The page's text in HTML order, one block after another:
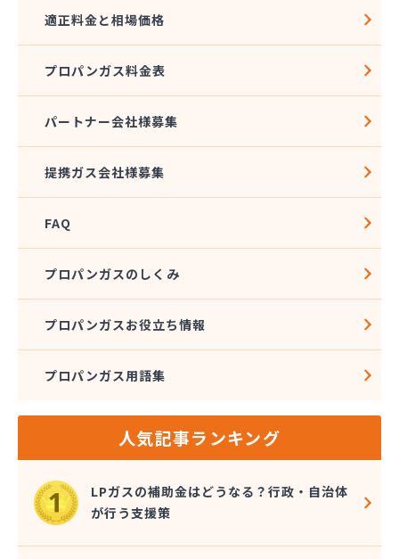
玉名団地プロパン株式会社
熊本ガス開発株式会社
熊本クミアイプロパン株式会社
熊本クミアイプロパン株式会社 城北配送センター
熊本県LPガス協会（一般社団法人）お客様相談所
熊本石油株式会社 Dr・Drive 健軍エコ・ステー
ション
熊本石油株式会社 Dr・Drive 清水エコ・ステー
熊本石油株式会社 春日オートガス・スタンド
熊本石油株式会社 阿蘇充填所
熊本石油株式会社 宇土充填所
熊本石油株式会社 人吉充填・油槽所
熊本石油株式会社 人吉充填・油槽所
熊本石油株式会社 八代ガスセンター
光永プロパン店
幸輝住設株式会社
広瀬プロパン
荒木商店
適正料金と相場価格
プロパンガス料金表
パートナー会社様募集
提携ガス会社様募集
FAQ
プロパンガスのしくみ
プロパンガスお役立ち情報
プロパンガス用語集
人気記事ランキング
LPガスの補助金はどうなる？行政・自治体
が行う支援策